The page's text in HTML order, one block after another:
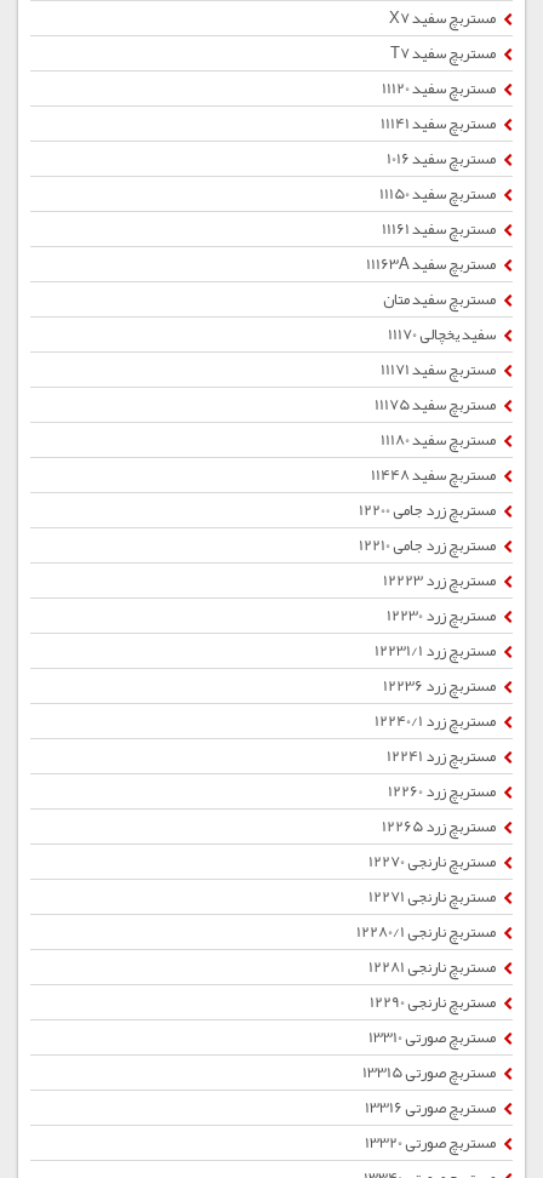
مستربچ سفید X7
مستربچ سفید T7
مستربچ سفید 11120
مستربچ سفید 11141
مستربچ سفید 1016
مستربچ سفید 11150
مستربچ سفید 11161
مستربچ سفید 11163A
مستربچ سفید متان
سفید یخچالی 11170
مستربچ سفید 11171
مستربچ سفید 11175
مستربچ سفید 11180
مستربچ سفید 11448
مستربچ زرد جامی 12200
مستربچ زرد جامی 12210
مستربچ زرد 12223
مستربچ زرد 12230
مستربچ زرد 12231/1
مستربچ زرد 12236
مستربچ زرد 12240/1
مستربچ زرد 12241
مستربچ زرد 12260
مستربچ زرد 12265
مستربچ نارنجی 12270
مستربچ نارنجی 12271
مستربچ نارنجی 12280/1
مستربچ نارنجی 12281
مستربچ نارنجی 12290
مستربچ صورتی 13310
مستربچ صورتی 13315
مستربچ صورتی 13316
مستربچ صورتی 13320